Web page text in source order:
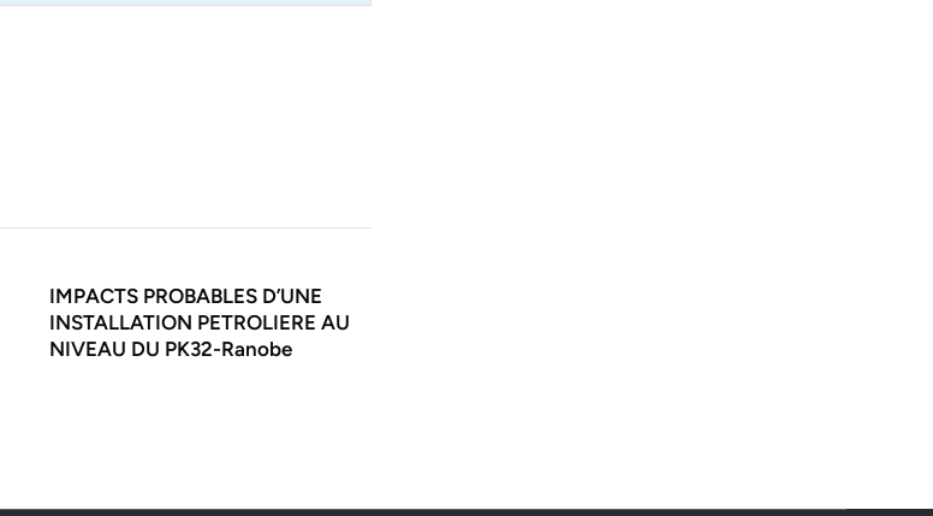
IMPACTS PROBABLES D’UNE
INSTALLATION PETROLIERE AU
NIVEAU DU PK32-Ranobe